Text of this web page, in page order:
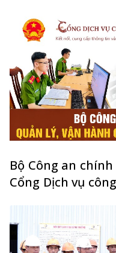
Bộ Công an
Cổng Dịch vụ